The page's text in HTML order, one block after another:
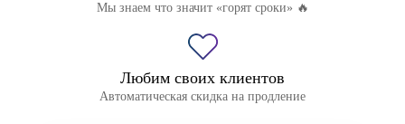
Мы знаем что значит «горят сроки» 🔥
Любим своих клиентов
Автоматическая скидка на продление